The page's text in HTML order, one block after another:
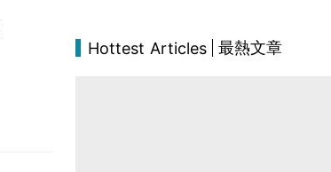
Hottest Articles 最熱文章